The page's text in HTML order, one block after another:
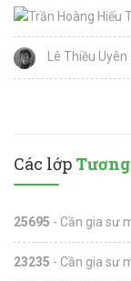
Lê Thiều Uyên
Các lớp
25695 - Cần gia sư
23235 - Cần gia sư